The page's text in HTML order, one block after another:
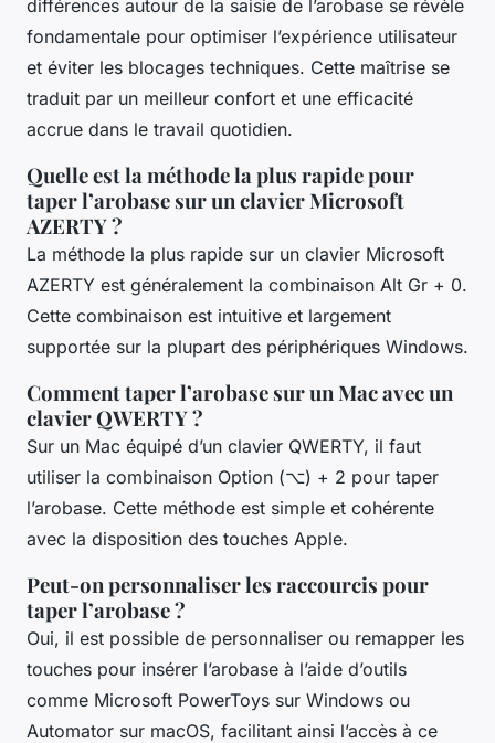
différences autour de la saisie de l’arobase se révèle
fondamentale pour optimiser l’expérience utilisateur
et éviter les blocages techniques. Cette maîtrise se
traduit par un meilleur confort et une efficacité
accrue dans le travail quotidien.
Quelle est la méthode la plus rapide pour
taper l’arobase sur un clavier Microsoft
AZERTY ?
La méthode la plus rapide sur un clavier Microsoft
AZERTY est généralement la combinaison Alt Gr + 0.
Cette combinaison est intuitive et largement
supportée sur la plupart des périphériques Windows.
Comment taper l’arobase sur un Mac avec un
clavier QWERTY ?
Sur un Mac équipé d’un clavier QWERTY, il faut
utiliser la combinaison Option (⌥) + 2 pour taper
l’arobase. Cette méthode est simple et cohérente
avec la disposition des touches Apple.
Peut-on personnaliser les raccourcis pour
taper l’arobase ?
Oui, il est possible de personnaliser ou remapper les
touches pour insérer l’arobase à l’aide d’outils
comme Microsoft PowerToys sur Windows ou
Automator sur macOS, facilitant ainsi l’accès à ce